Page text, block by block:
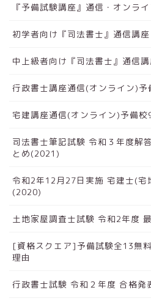
『予備試験講座』通信・オンラ
初学者向け『司法書士』通信講
中上級者向け『司法書士』通信
行政書士講座通信(オンライン)予
宅建講座通信(オンライン)予備校
司法書士筆記試験 令和３年度解
とめ(2021)
令和2年12月27日実施 宅建士(宅
(2020)
土地家屋調査士試験 令和2年度
[資格スクエア]予備試験全13無
理由
行政書士試験 令和２年度 合格発